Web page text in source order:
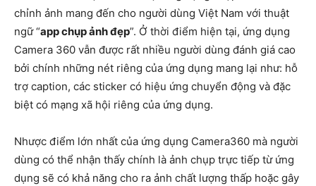
chỉnh ảnh mang đến cho người dùng Việt Nam với thuật
ngữ “app chụp ảnh đẹp”. Ở thời điểm hiện tại, ứng dụng
Camera 360 vẫn được rất nhiều người dùng đánh giá cao
bởi chính những nét riêng của ứng dụng mang lại như: hỗ
trợ caption, các sticker có hiệu ứng chuyển động và đặc
biệt có mạng xã hội riêng của ứng dụng.
Nhược điểm lớn nhất của ứng dụng Camera360 mà người
dùng có thể nhận thấy chính là ảnh chụp trực tiếp từ ứng
dụng sẽ có khả năng cho ra ảnh chất lượng thấp hoặc gây